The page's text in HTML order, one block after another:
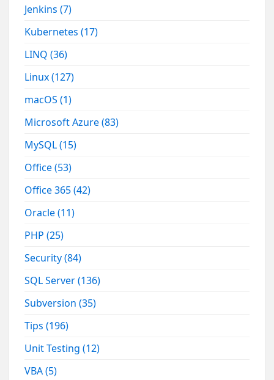
Jenkins(7)
Kubernetes(17)
LINQ(36)
Linux(127)
macOS(1)
Microsoft Azure(83)
MySQL(15)
Office(53)
Office 365(42)
Oracle(11)
PHP(25)
Security(84)
SQL Server(136)
Subversion(35)
Tips(196)
Unit Testing(12)
VBA(5)